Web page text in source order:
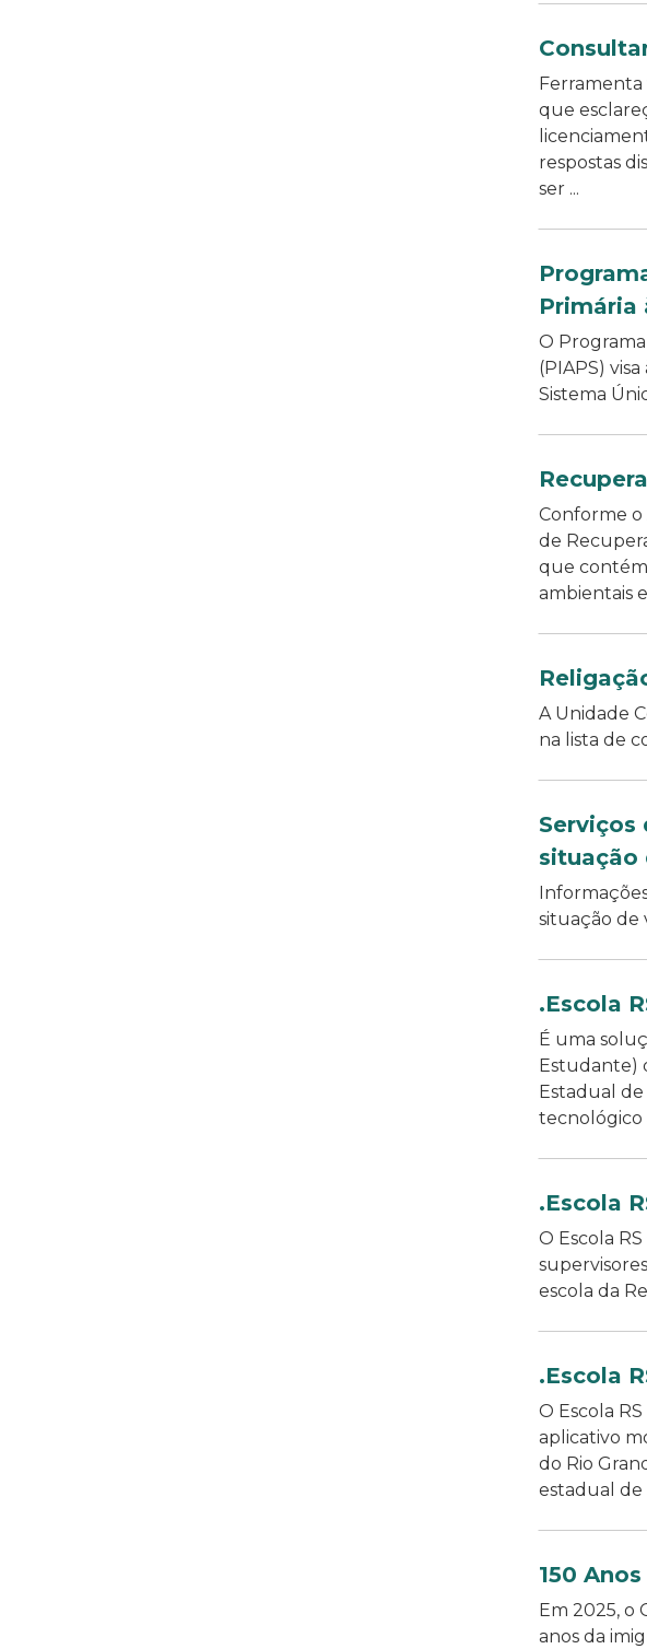
Ferramenta
que
respostas
ser ...
Primária
O
(PIAPS)
Sistema
Conforme o
de
que
ambientais
A Unidade
na lista de
Serviços
situação
situação de
.Escola
É uma
Estudante)
Estadual
tecnológico
.Escola
O Escola
escola da
.Escola
O Escola
aplicativo
do Rio
estadual de
150
Em 2025, o
anos da